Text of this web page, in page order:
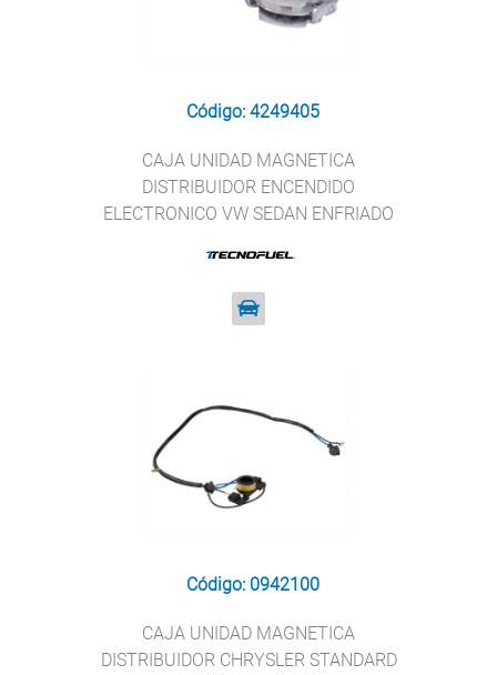
Código: 4249405
CAJA UNIDAD MAGNETICA
DISTRIBUIDOR ENCENDIDO
ELECTRONICO VW SEDAN ENFRIADO
Código: 0942100
CAJA UNIDAD MAGNETICA
DISTRIBUIDOR CHRYSLER STANDARD